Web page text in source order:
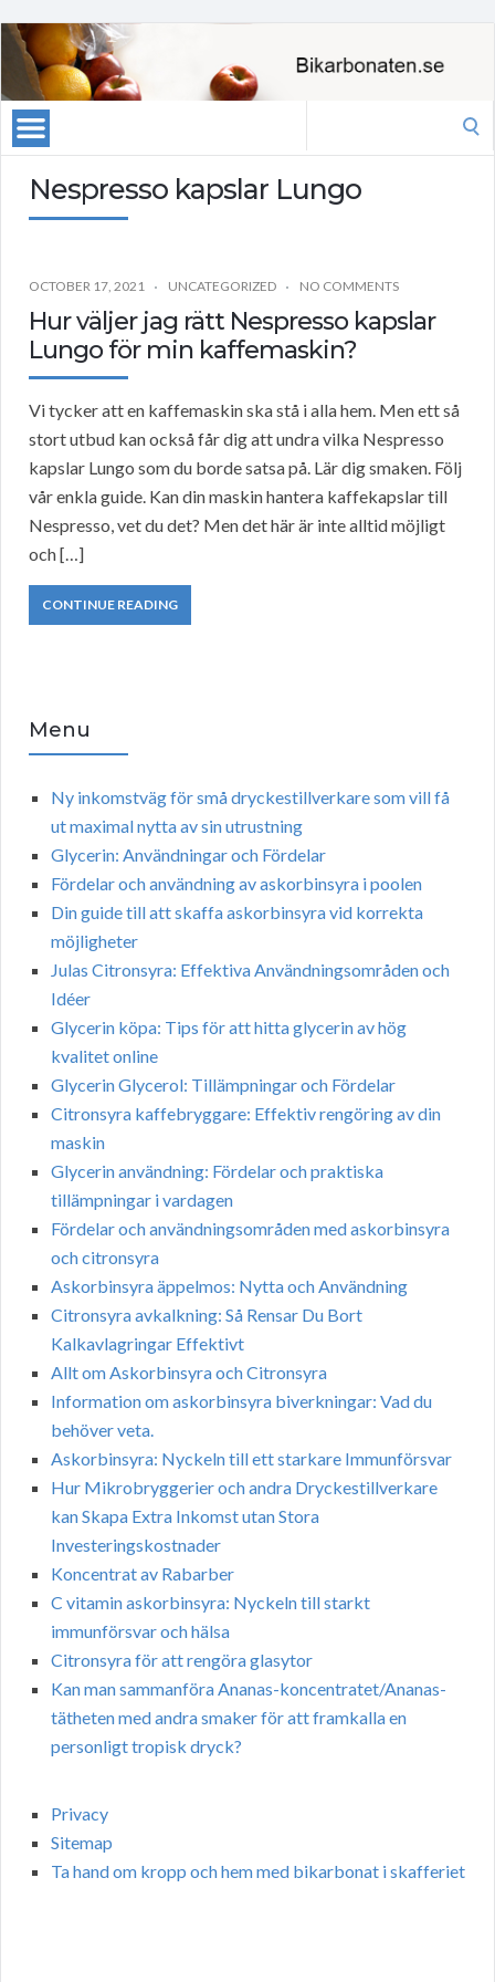
Nespresso kapslar Lungo
OCTOBER 17, 2021 UNCATEGORIZED NO COMMENTS
Hur väljer jag rätt Nespresso kapslar
Lungo för min kaffemaskin?
Vi tycker att en kaffemaskin ska stå i alla hem. Men ett så
stort utbud kan också får dig att undra vilka Nespresso
kapslar Lungo som du borde satsa på. Lär dig smaken. Följ
vår enkla guide. Kan din maskin hantera kaffekapslar till
Nespresso, vet du det? Men det här är inte alltid möjligt
och […]
CONTINUE READING
Menu
Ny inkomstväg för små dryckestillverkare som vill få
ut maximal nytta av sin utrustning
Glycerin: Användningar och Fördelar
Fördelar och användning av askorbinsyra i poolen
Din guide till att skaffa askorbinsyra vid korrekta
möjligheter
Julas Citronsyra: Effektiva Användningsområden och
Idéer
Glycerin köpa: Tips för att hitta glycerin av hög
kvalitet online
Glycerin Glycerol: Tillämpningar och Fördelar
Citronsyra kaffebryggare: Effektiv rengöring av din
maskin
Glycerin användning: Fördelar och praktiska
tillämpningar i vardagen
Fördelar och användningsområden med askorbinsyra
och citronsyra
Askorbinsyra äppelmos: Nytta och Användning
Citronsyra avkalkning: Så Rensar Du Bort
Kalkavlagringar Effektivt
Allt om Askorbinsyra och Citronsyra
Information om askorbinsyra biverkningar: Vad du
behöver veta.
Askorbinsyra: Nyckeln till ett starkare Immunförsvar
Hur Mikrobryggerier och andra Dryckestillverkare
kan Skapa Extra Inkomst utan Stora
Investeringskostnader
Koncentrat av Rabarber
C vitamin askorbinsyra: Nyckeln till starkt
immunförsvar och hälsa
Citronsyra för att rengöra glasytor
Kan man sammanföra Ananas-koncentratet/Ananas-
tätheten med andra smaker för att framkalla en
personligt tropisk dryck?
Privacy
Sitemap
Ta hand om kropp och hem med bikarbonat i skafferiet